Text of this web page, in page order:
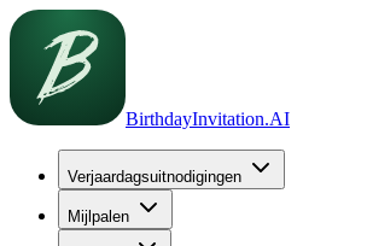
BirthdayInvitation.AI
Verjaardagsuitnodigingen
Mijlpalen